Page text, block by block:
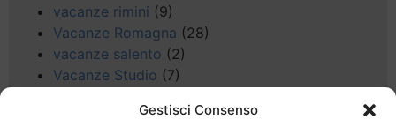
Gestisci Consenso
vacanze rimini (9)
Vacanze Romagna (28)
vacanze salento (2)
Vacanze Studio (7)
(5)